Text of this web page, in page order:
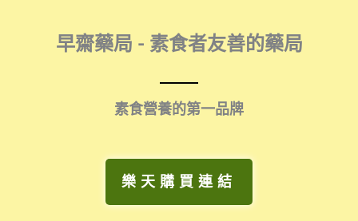
早齋藥局 - 素食者友善的藥局
素食營養的第一品牌
樂天購買連結